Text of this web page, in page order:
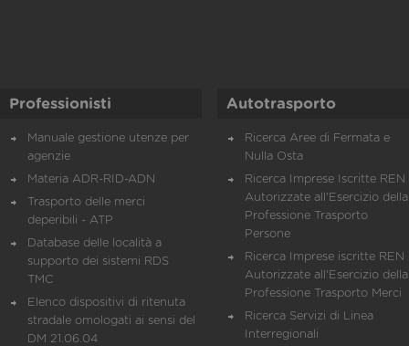
Professionisti
Manuale gestione utenze per
agenzie
Materia ADR-RID-ADN
Trasporto delle merci
deperibili - ATP
Database delle località a
supporto dei sistemi RDS
TMC
Elenco dispositivi di ritenuta
stradale omologati ai sensi del
DM 21.06.04
Autotrasporto
Ricerca Aree di Fermata e
Nulla Osta
Ricerca Imprese Iscritte REN
Autorizzate all'Esercizio della
Professione Trasporto
Persone
Ricerca Imprese iscritte REN
Autorizzate all'Esercizio della
Professione Trasporto Merci
Ricerca Servizi di Linea
Interregionali